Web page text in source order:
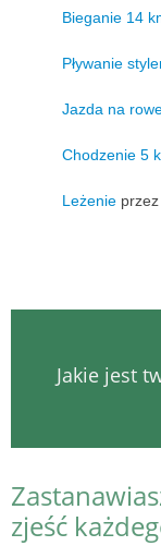
Bieganie 14
Pływanie
Jazda na
Chodzenie 5
Leżenie
Jakie jest
zjeść